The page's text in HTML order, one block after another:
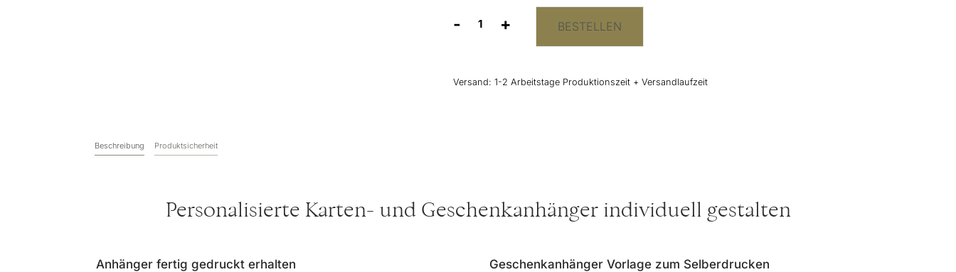
-
Anhänger
Menge
+ BESTELLEN
Versand:1-2 Arbeitstage Produktionszeit + Versandlaufzeit
Beschreibung Produktsicherheit
Personalisierte Karten- und Geschenkanhänger individuell gestalten
Anhänger fertig gedruckt erhalten Geschenkanhänger Vorlage zum Selberdrucken